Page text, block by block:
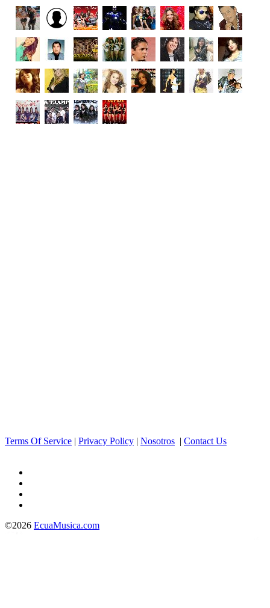
Terms Of Service | Privacy Policy | Nosotros | Contact Us
©2026 EcuaMusica.com